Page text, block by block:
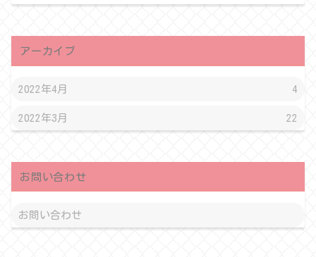
アーカイブ
2022年4月 4
2022年3月 22
お問い合わせ
お問い合わせ